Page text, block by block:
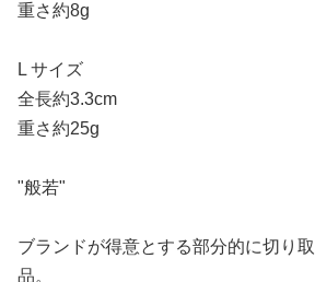
重さ約8g
L サイズ
全長約3.3cm
重さ約25g
"般若"
ブランドが得意とする部分的に切り
品。